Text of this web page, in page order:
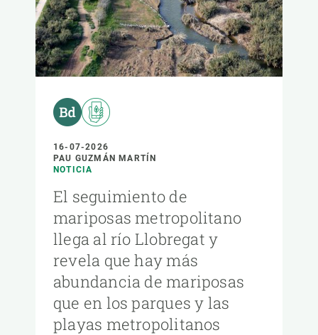
16-07-2026
PAU GUZMÁN MARTÍN
NOTICIA
El seguimiento de
mariposas metropolitano
llega al río Llobregat y
revela que hay más
abundancia de mariposas
que en los parques y las
playas metropolitanos